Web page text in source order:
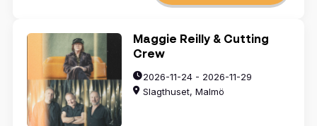
Maggie Reilly & Cutting
Crew
2026-11-24 - 2026-11-29
Slagthuset, Malmö